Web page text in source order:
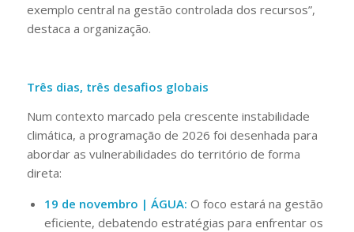
exemplo central na gestão controlada dos recursos”,
destaca a organização.
Três dias, três desafios globais
Num contexto marcado pela crescente instabilidade
climática, a programação de 2026 foi desenhada para
abordar as vulnerabilidades do território de forma
direta:
19 de novembro | ÁGUA: O foco estará na gestão
eficiente, debatendo estratégias para enfrentar os